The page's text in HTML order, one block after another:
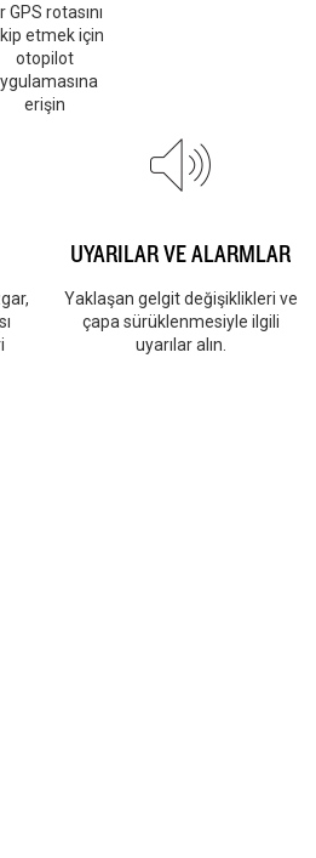
GPS rotasını
etmek için
otopilot
erişin
UYARILAR VE ALARMLAR
Yaklaşan gelgit değişiklikleri ve
çapa sürüklenmesiyle ilgili
uyarılar alın.